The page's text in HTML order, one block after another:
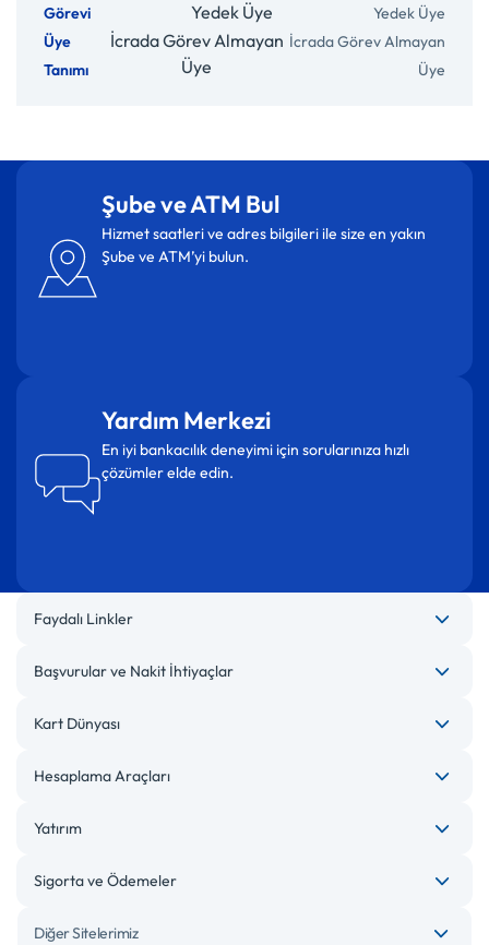
Yedek Üye
İcrada Görev Almayan
Üye
Şube ve ATM Bul
Hizmet saatleri ve adres bilgileri ile size en yakın
Şube ve ATM’yi bulun.
Yardım Merkezi
En iyi bankacılık deneyimi için sorularınıza hızlı
çözümler elde edin.
Faydalı Linkler
Başvurular ve Nakit İhtiyaçlar
Kart Dünyası
Hesaplama Araçları
Yatırım
Sigorta ve Ödemeler
Diğer Sitelerimiz